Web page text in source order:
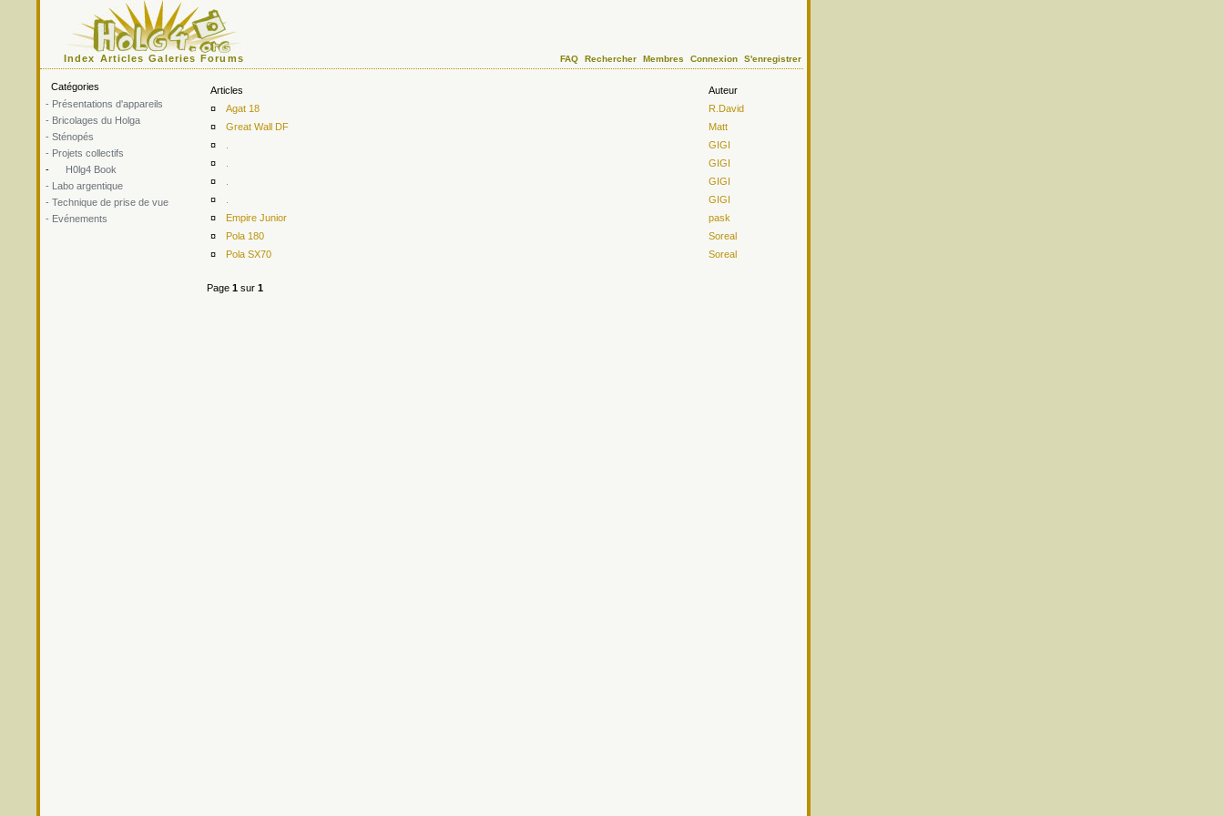
Index Articles Galeries Forums FAQ Rechercher Membres Connexion S'enregistrer
Catégories
- Présentations d'appareils
- Bricolages du Holga
- Sténopés
- Projets collectifs
-
H0lg4 Book
- Labo argentique
- Technique de prise de vue
- Evénements
Articles
Auteur
¤
Agat 18
R.David
¤
Great Wall DF
Matt
¤
GIGI
¤
GIGI
¤
GIGI
¤
GIGI
¤
Empire Junior
pask
¤
Pola 180
Soreal
¤
Pola SX70 Soreal
Page 1 sur 1